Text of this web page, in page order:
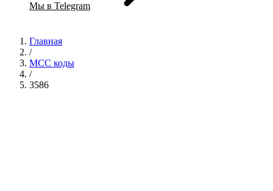
Мы в Telegram
Главная
/
MCC коды
/
3586